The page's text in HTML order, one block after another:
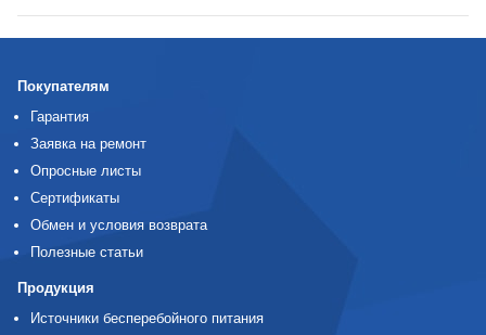
Покупателям
Гарантия
Заявка на ремонт
Опросные листы
Сертификаты
Обмен и условия возврата
Полезные статьи
Продукция
Источники бесперебойного питания